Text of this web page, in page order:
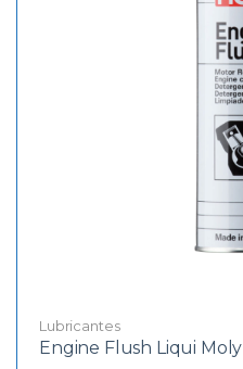
Lubricantes
Engine Flush Liqui Moly